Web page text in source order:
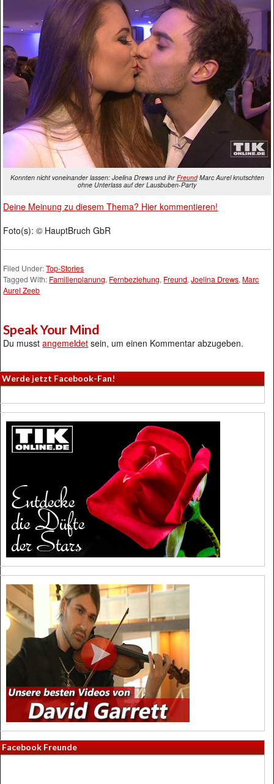
Konnten nicht voneinander lassen: Joelina Drews und ihr FreundMarc Aurel knutschten
ohne Unterlass auf der Lausbuben-Party
Deine Meinung zu diesem Thema? Hier kommentieren!
Foto(s): © HauptBruch GbR
Filed Under:Top-Stories
Tagged With: Familienplanung, Fernbeziehung, Freund,Joelina Drews, Marc
Aurel Zeeb
Speak Your Mind
Du musstangemeldet sein, um einen Kommentar abzugeben.
Werde jetzt Facebook-Fan!
Facebook Freunde